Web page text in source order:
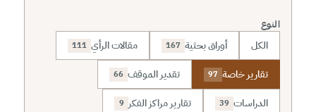
النوع
الكل أوراق بحثية 167 مقالات الرأي 111
تقارير خاصة 97 تقدير الموقف 66
الدراسات 39 تقارير مراكز الفكر 9